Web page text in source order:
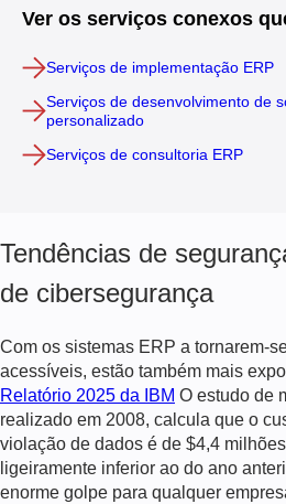
Ver os serviços conexos
Serviços de implementação ERP
Serviços de desenvolvimento de
personalizado
Serviços de consultoria ERP
Tendências de
de cibersegurança
Com os sistemas ERP a tornarem-
acessíveis, estão também mais
Relatório 2025 da IBM O estudo de
realizado em 2008, calcula que o
violação de dados é de $4,4
ligeiramente inferior ao do ano
enorme golpe para qualquer